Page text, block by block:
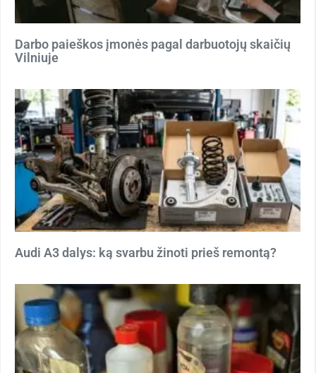
Darbo paieškos įmonės pagal darbuotojų skaičių
Vilniuje
Audi A3 dalys: ką svarbu žinoti prieš remontą?